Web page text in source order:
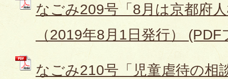
なごみ209号「8月は京都府
（2019年8月1日発行）
なごみ210号「児童虐待の相